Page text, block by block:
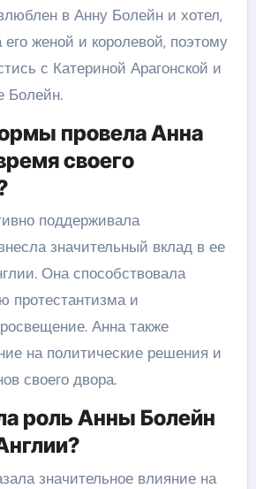
в Анну Болейн и хотел,
женой и королевой, поэтому
с Катериной Арагонской и
Болейн.
провела Анна
своего
поддерживала
значительный вклад в ее
Она способствовала
протестантизма и
Анна также
на политические решения и
своего двора.
роль Анны Болейн
значительное влияние на